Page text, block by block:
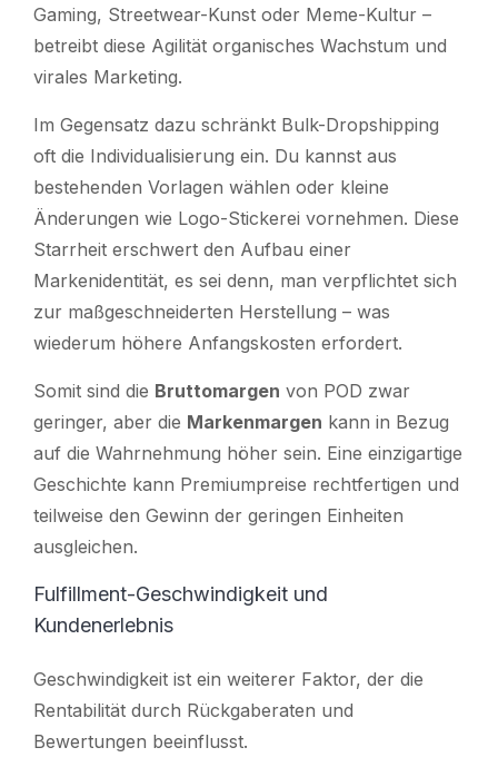
Gaming, Streetwear-Kunst oder Meme-Kultur –
betreibt diese Agilität organisches Wachstum und
virales Marketing.
Im Gegensatz dazu schränkt Bulk-Dropshipping
oft die Individualisierung ein. Du kannst aus
bestehenden Vorlagen wählen oder kleine
Änderungen wie Logo-Stickerei vornehmen. Diese
Starrheit erschwert den Aufbau einer
Markenidentität, es sei denn, man verpflichtet sich
zur maßgeschneiderten Herstellung – was
wiederum höhere Anfangskosten erfordert.
Somit sind die Bruttomargen von POD zwar
geringer, aber die Markenmargen kann in Bezug
auf die Wahrnehmung höher sein. Eine einzigartige
Geschichte kann Premiumpreise rechtfertigen und
teilweise den Gewinn der geringen Einheiten
ausgleichen.
Fulfillment-Geschwindigkeit und
Kundenerlebnis
Geschwindigkeit ist ein weiterer Faktor, der die
Rentabilität durch Rückgaberaten und
Bewertungen beeinflusst.